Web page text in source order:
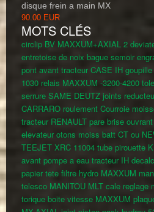
disque frein a main MX
90.00 EUR
MOTS CLÉS
circlip BV MAXXUM+AXIAL 2
entretoise de noix bague semoir
pont avant tracteur CASE IH
1030 relais MAXXUM -3200-4200
serrure SAME DEUTZ joints
CARRARO roulement Courroie
tracteur RENAULT pare brise
elevateur otons moiss batt CT ou
TEEJET XRC 11004 tube pirouette
avant pompe a eau tracteur IH
papier tete filtre hydro MAXXUM
telesco MANITOU MLT cale reglage
torique boite vitesse MAXXUM